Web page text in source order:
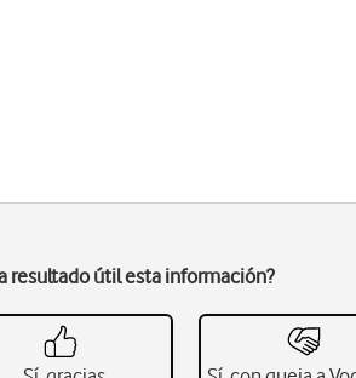
resultado útil esta información?